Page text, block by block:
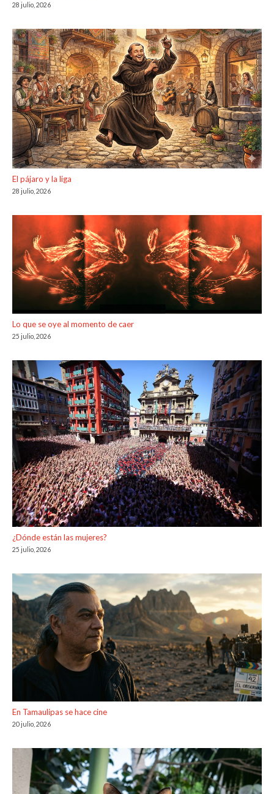
28 julio, 2026
El pájaro y la liga
28 julio, 2026
Lo que se oye al momento de caer
25 julio, 2026
¿Dónde están las mujeres?
25 julio, 2026
En Tamaulipas se hace cine
20 julio, 2026